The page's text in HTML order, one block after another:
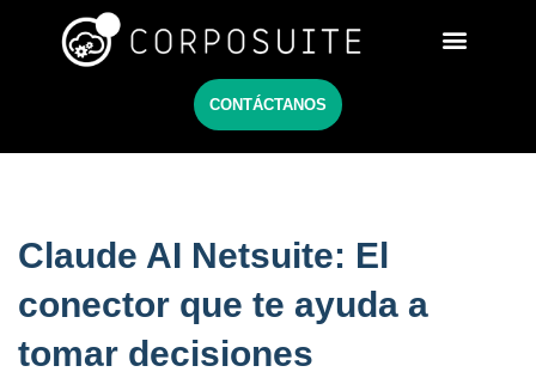
CONTÁCTANOS
Claude AI Netsuite: El
conector que te ayuda a
tomar decisiones